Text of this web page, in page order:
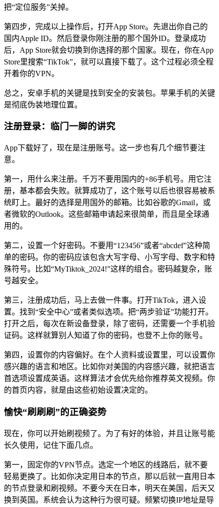
把“定位服务”关掉。
第四步，完成以上操作后，打开App Store。先退出你自己的
国内Apple ID。然后登录你刚注册的那个国外ID。登录成功
后，App Store就会切换到你选择的那个国家。现在，你在App
Store里搜索“TikTok”，就可以直接下载了。这个过程必须全程
开着你的VPN。
总之，安卓手机的关键是找到安全的安装包。苹果手机的关键
是彻底伪装地理位置。
注册登录：临门一脚的讲究
App下载好了，现在是注册账号。这一步也有几个细节要注
意。
第一，用什么来注册。千万不要用国内的+86手机号。用它注
册，基本都会失败。就算成功了，这个账号以后也很容易被系
统盯上。最好的选择是用国外的邮箱。比如谷歌的Gmail，或
者微软的Outlook。这些邮箱申请起来很简单，而且是全球通
用的。
第二，设置一个好密码。不要用“123456”或者“abcdef”这种简
单的密码。你的密码应该包含大写字母、小写字母、数字和特
殊符号。比如“MyTiktok_2024!”这样的组合。密码越复杂，账
号越安全。
第三，注册成功后，马上去做一件事。打开TikTok，进入设
置。找到“安全中心”或者类似选项。把“两步验证”功能打开。
打开之后，每次在新设备登录，除了密码，还需要一个手机验
证码。这样就算别人知道了你的密码，也登不上你的账号。
第四，设置你的内容偏好。在个人资料或设置里，可以设置你
感兴趣的语言和地区。比如你对美国的内容感兴趣，就把语言
首选项设置成英语。这样算法才会优先给你推荐英文视频。你
的首页内容，就是由这些初始设置决定的。
愉快“刷刷刷”的正确姿势
现在，你可以开始刷视频了。为了有好的体验，并且让账号能
长久使用，记住下面几点。
第一，固定你的VPN节点。选定一个地区的线路后，就不要
轻易更换了。比如你决定用日本的节点，那以后就一直用日本
的节点登录和刷视频。不要今天在日本，明天在美国，后天又
换到英国。系统会认为这种行为很可疑。频繁切换IP地址是导